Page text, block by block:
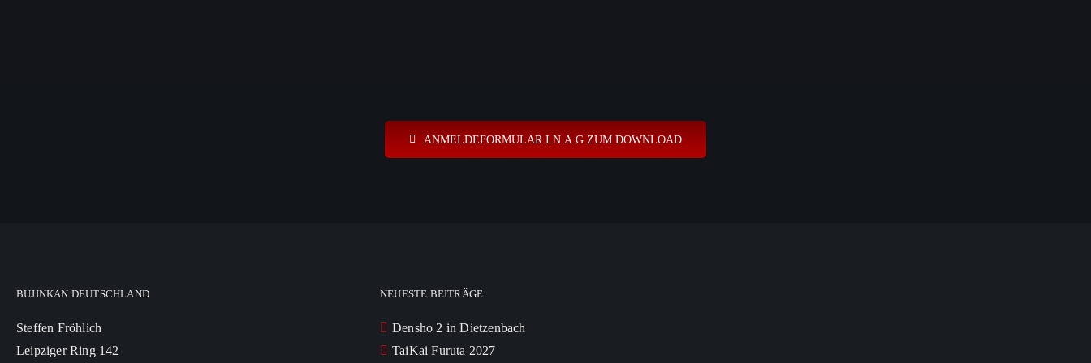
ANMELDEFORMULAR I.N.A.G ZUM DOWNLOAD
BUJINKAN DEUTSCHLAND
Steffen Fröhlich
Leipziger Ring 142
NEUESTE BEITRÄGE
Densho 2 in Dietzenbach
TaiKai Furuta 2027